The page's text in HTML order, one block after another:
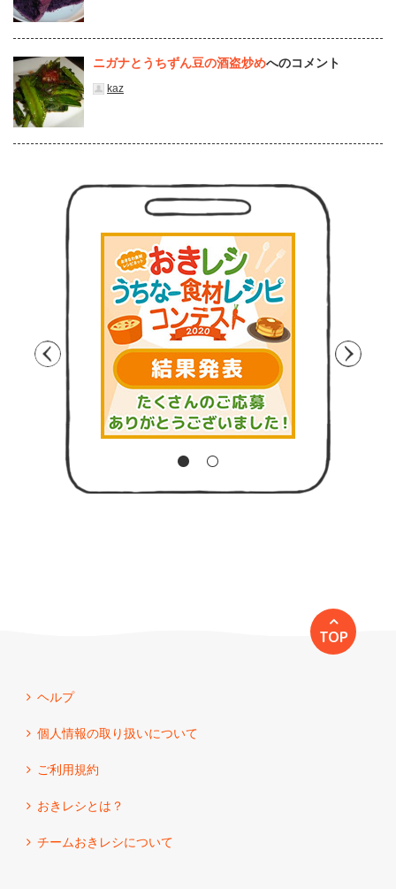
ニガナとうちずん豆の酒盗炒めへのコメント
kaz
TOP
ヘルプ
個人情報の取り扱いについて
ご利用規約
おきレシとは？
チームおきレシについて